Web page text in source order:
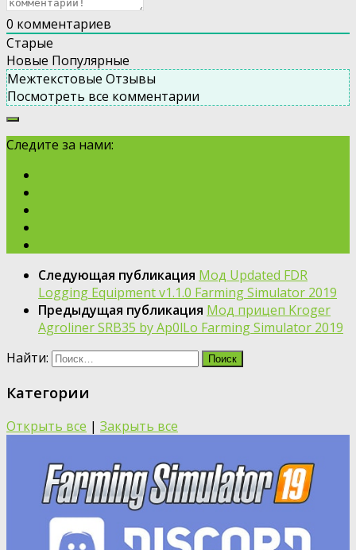
0 комментариев
Старые
Новые Популярные
Межтекстовые Отзывы
Посмотреть все комментарии
Следите за нами:
Следующая публикация Мод Updated FDR
Logging Equipment v1.1.0 Farming Simulator 2019
Предыдущая публикация Мод прицеп Kroger
Agroliner SRB35 by Ap0lLo Farming Simulator 2019
Найти:
Категории
Открыть все | Закрыть все